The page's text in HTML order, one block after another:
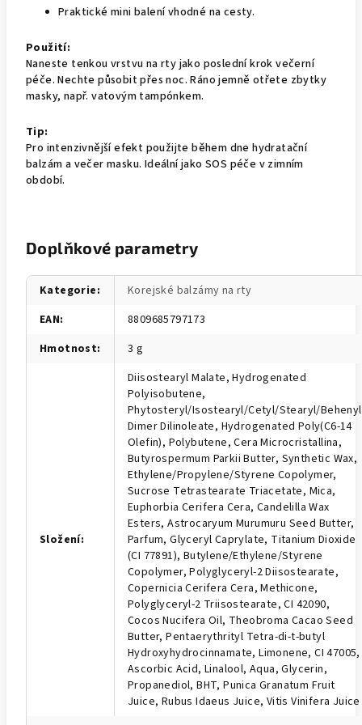
Praktické mini balení vhodné na cesty.
Použití:
Naneste tenkou vrstvu na rty jako poslední krok večerní
péče. Nechte působit přes noc. Ráno jemně otřete zbytky
masky, např. vatovým tampónkem.
Tip:
Pro intenzivnější efekt použijte během dne hydratační
balzám a večer masku. Ideální jako SOS péče v zimním
období.
Doplňkové parametry
Kategorie:
Korejské balzámy na rty
EAN:
8809685797173
Hmotnost: 3 g
Složení:
Diisostearyl Malate, Hydrogenated
Polyisobutene,
Phytosteryl/Isostearyl/Cetyl/Stearyl/Behenyl
Dimer Dilinoleate, Hydrogenated Poly(C6-14
Olefin), Polybutene, Cera Microcristallina,
Butyrospermum Parkii Butter, Synthetic Wax,
Ethylene/Propylene/Styrene Copolymer,
Sucrose Tetrastearate Triacetate, Mica,
Euphorbia Cerifera Cera, Candelilla Wax
Esters, Astrocaryum Murumuru Seed Butter,
Parfum, Glyceryl Caprylate, Titanium Dioxide
(CI 77891), Butylene/Ethylene/Styrene
Copolymer, Polyglyceryl-2 Diisostearate,
Copernicia Cerifera Cera, Methicone,
Polyglyceryl-2 Triisostearate, CI 42090,
Cocos Nucifera Oil, Theobroma Cacao Seed
Butter, Pentaerythrityl Tetra-di-t-butyl
Hydroxyhydrocinnamate, Limonene, CI 47005,
Ascorbic Acid, Linalool, Aqua, Glycerin,
Propanediol, BHT, Punica Granatum Fruit
Juice, Rubus Idaeus Juice, Vitis Vinifera Juice